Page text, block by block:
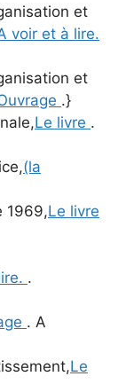
et
voir et à lire.
et
.}
Le livre .
(la
1969,Le livre
.
. A
Le